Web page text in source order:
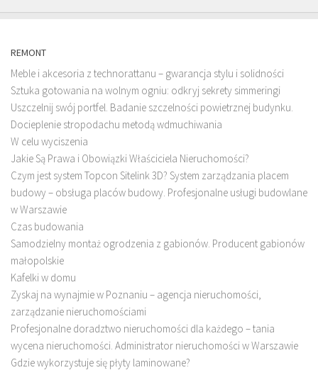
REMONT
Meble i akcesoria z technorattanu – gwarancja stylu i solidności
Sztuka gotowania na wolnym ogniu: odkryj sekrety simmeringi
Uszczelnij swój portfel. Badanie szczelności powietrznej budynku.
Docieplenie stropodachu metodą wdmuchiwania
W celu wyciszenia
Jakie Są Prawa i Obowiązki Właściciela Nieruchomości?
Czym jest system Topcon Sitelink 3D? System zarządzania placem
budowy – obsługa placów budowy. Profesjonalne usługi budowlane
w Warszawie
Czas budowania
Samodzielny montaż ogrodzenia z gabionów. Producent gabionów
małopolskie
Kafelki w domu
Zyskaj na wynajmie w Poznaniu – agencja nieruchomości,
zarządzanie nieruchomościami
Profesjonalne doradztwo nieruchomości dla każdego – tania
wycena nieruchomości. Administrator nieruchomości w Warszawie
Gdzie wykorzystuje się płyty laminowane?